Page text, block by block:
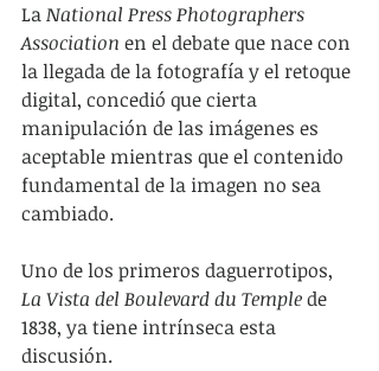
La National Press Photographers
Association en el debate que nace con
la llegada de la fotografía y el retoque
digital, concedió que cierta
manipulación de las imágenes es
aceptable mientras que el contenido
fundamental de la imagen no sea
cambiado.
Uno de los primeros daguerrotipos,
La Vista del Boulevard du Temple de
1838, ya tiene intrínseca esta
discusión.